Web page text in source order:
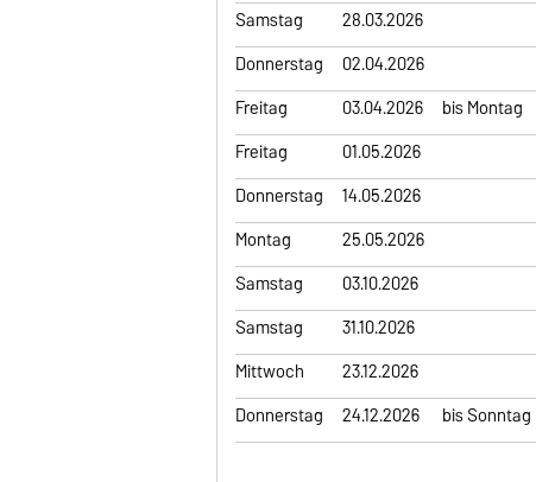
Samstag
28.03.2026
Donnerstag
02.04.2026
Freitag
03.04.2026 bis Montag
Freitag
01.05.2026
Donnerstag
14.05.2026
Montag
25.05.2026
Samstag
03.10.2026
Samstag
31.10.2026
Mittwoch
23.12.2026
Donnerstag
24.12.2026 bis Sonntag